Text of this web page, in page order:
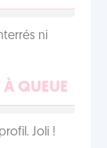
ni
À QUEUE
Joli !